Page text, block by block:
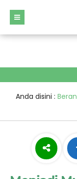
Date());gtag('config',
Anda disini :